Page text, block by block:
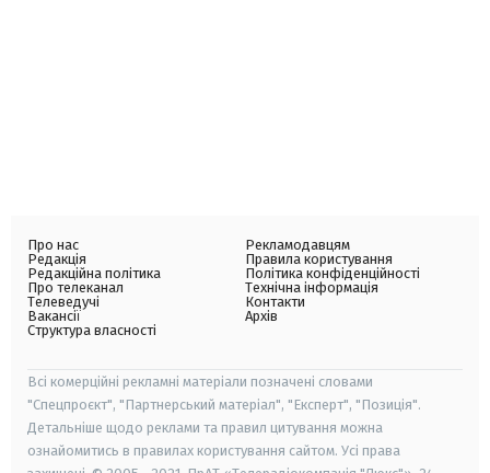
Про нас
Редакція
Редакційна політика
Про телеканал
Телеведучі
Вакансії
Структура власності
Рекламодавцям
Правила користування
Політика конфіденційності
Технічна інформація
Контакти
Архів
Всі комерційні рекламні матеріали позначені словами
"Спецпроєкт", "Партнерський матеріал", "Експерт", "Позиція".
Детальніше щодо реклами та правил цитування можна
ознайомитись в правилах користування сайтом. Усі права